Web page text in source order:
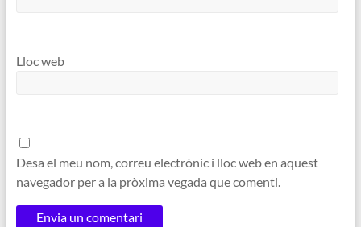
Lloc web
Desa el meu nom, correu electrònic i lloc web en aquest
navegador per a la pròxima vegada que comenti.